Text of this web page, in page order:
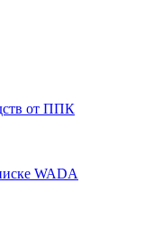
от ППК
WADA